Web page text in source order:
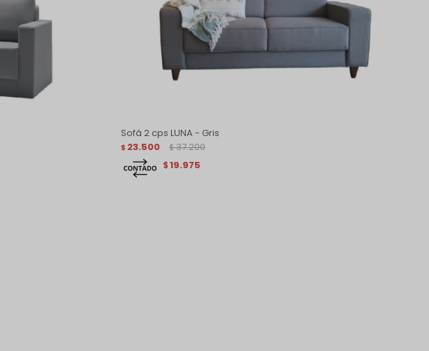
Sofá 2 cps LUNA - Gris
$ 23.500 $ 37.200
$19.975